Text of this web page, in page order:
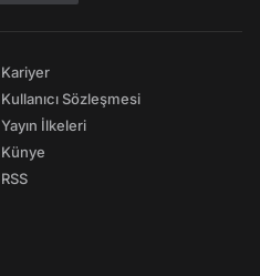
Kariyer
Kullanıcı Sözleşmesi
Yayın İlkeleri
Künye
RSS